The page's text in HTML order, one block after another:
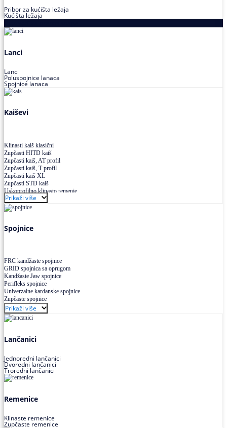
Pribor za kućišta ležaja
Kućišta ležaja
Lanci
Lanci
Poluspojnice lanaca
Spojnice lanaca
Kaiševi
Klinasti kaiš klasični
Zupčasti HITD kaiš
Zupčasti kaiš, AT profil
Zupčasti kaiš, T profil
Zupčasti kaiš XL
Zupčasti STD kaiš
Uskoprofilno klinasto remenje
Uskoprofilno klinasto remenje spojeno
Uskoprofilno klinasto remenje XP extra power
Višekanalno remenje PJ,PK
Prikaži više
Spojnice
FRC kandžaste spojnice
GRID spojnica sa oprugom
Kandžaste Jaw spojnice
Perifleks spojnice
Univerzalne kardanske spojnice
Zupčaste spojnice
Prikaži više
Lančanici
Jednoredni lančanici
Dvoredni lančanici
Troredni lančanici
Remenice
Klinaste remenice
Zupčaste remenice